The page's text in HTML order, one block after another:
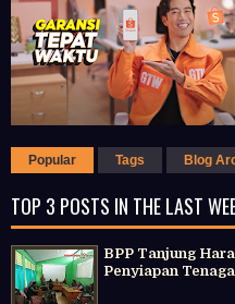
Popular Tags Blog
TOP 3 POSTS IN THE LAST
BPP Tanjung
Penyiapan